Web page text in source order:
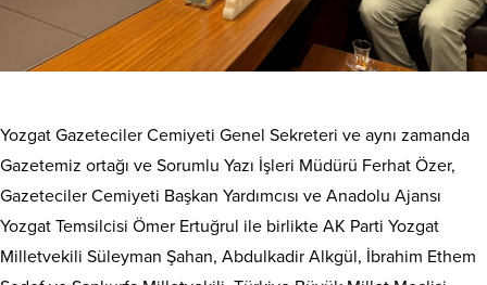
Yozgat Gazeteciler Cemiyeti Genel Sekreteri ve aynı zamanda
Gazetemiz ortağı ve Sorumlu Yazı İşleri Müdürü Ferhat Özer,
Gazeteciler Cemiyeti Başkan Yardımcısı ve Anadolu Ajansı
Yozgat Temsilcisi Ömer Ertuğrul ile birlikte AK Parti Yozgat
Milletvekili Süleyman Şahan, Abdulkadir Alkgül, İbrahim Ethem